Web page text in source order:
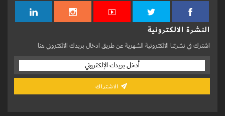
النشرة الالكترونية
اشترك في نشرتنا الالكترونية الشهرية عن طريق ادخال بريدك الالكتروني هنا